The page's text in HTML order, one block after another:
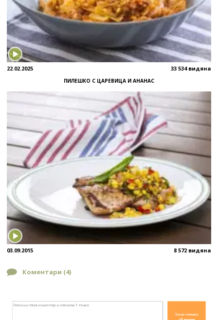
22.02.2025 33 534 видяна
ПИЛЕШКО С ЦАРЕВИЦА И АНАНАС
03.09.2015 8 572 видяна
Коментари (4)